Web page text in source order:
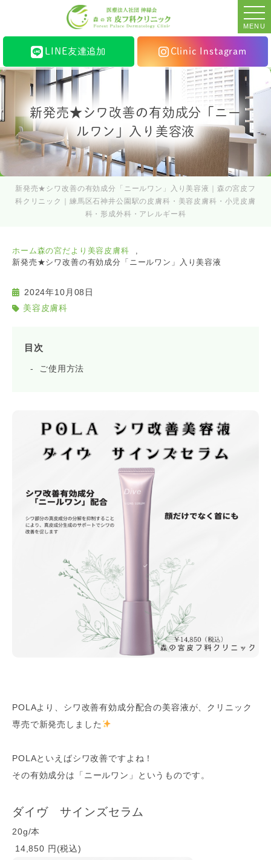
MENU
LINE友達追加 Clinic Instagram
新発売★シワ改善の有効成分「ニー
ルワン」入り美容液
新発売★シワ改善の有効成分「ニールワン」入り美容液｜森の宮皮フ
科クリニック｜練馬区石神井公園駅の皮膚科・美容皮膚科・小児皮膚
科・形成外科・アレルギー科
ホーム森の宮だより 美容皮膚科
新発売★シワ改善の有効成分「ニールワン」入り美容液
2024年10月08日
美容皮膚科
目次
ご使用方法
POLAより、シワ改善有効成分配合の美容液が、クリニック
専売で新発売しました
POLAといえばシワ改善ですよね！
その有効成分は「ニールワン」というものです。
ダイヴ サインズセラム
20g/本
14,850 円(税込)